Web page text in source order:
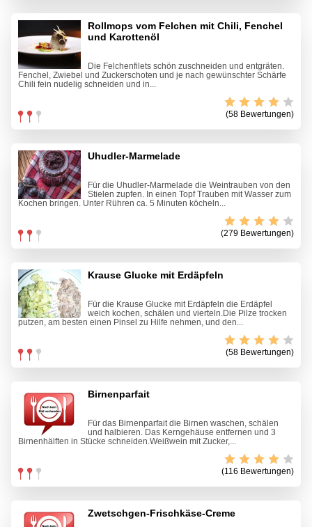
Rollmops vom Felchen mit Chili, Fenchel
und Karottenöl
Die Felchenfilets schön zuschneiden und entgräten.
Fenchel, Zwiebel und Zuckerschoten und je nach gewünschter Schärfe
Chili fein nudelig schneiden und in...
(58 Bewertungen)
Uhudler-Marmelade
Für die Uhudler-Marmelade die Weintrauben von den
Stielen zupfen. In einen Topf Trauben mit Wasser zum
Kochen bringen. Unter Rühren ca. 5 Minuten köcheln...
(279 Bewertungen)
Krause Glucke mit Erdäpfeln
Für die Krause Glucke mit Erdäpfeln die Erdäpfel
weich kochen, schälen und vierteln.Die Pilze trocken
putzen, am besten einen Pinsel zu Hilfe nehmen, und den...
(58 Bewertungen)
Birnenparfait
Für das Birnenparfait die Birnen waschen, schälen
und halbieren. Das Kerngehäuse entfernen und 3
Birnenhälften in Stücke schneiden.Weißwein mit Zucker,...
(116 Bewertungen)
Zwetschgen-Frischkäse-Creme